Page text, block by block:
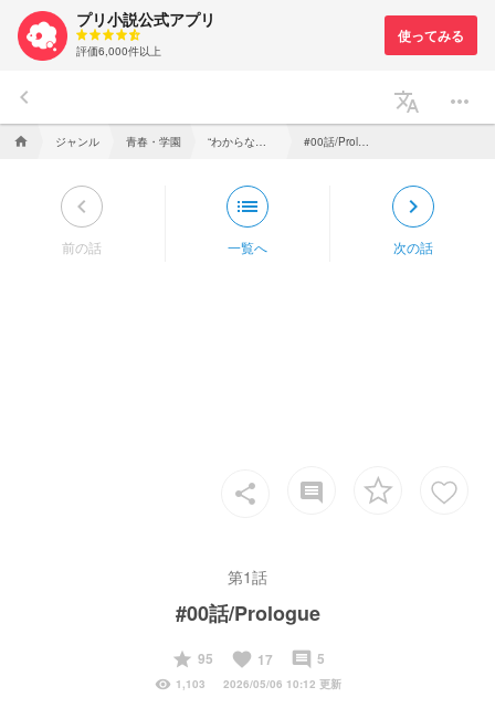
プリ小説公式アプリ
評価6,000件以上
keyboard_arrow_left translate more_horiz
home ジャンル 青春・学園 #00話/Prologue
keyboard_arrow_left
前の話
list
一覧へ
keyboard_arrow_right
次の話
share insert_comment
第1話
#00話/Prologue
start
95 favorite 17 insert_comment 5
visibility 1,103 2026/05/06 10:12 更新